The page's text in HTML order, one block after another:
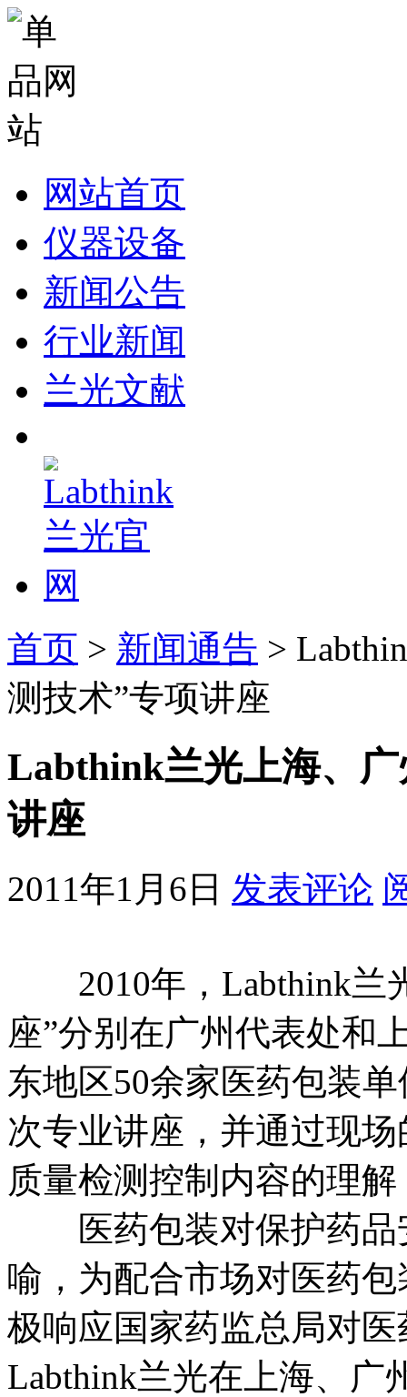
网站首页
仪器设备
新闻公告
行业新闻
兰光文献
首页 > 新闻通告 >
测技术”专项讲座
Labthink兰光上海、
讲座
2011年1月6日 发表评论
2010年，Labthink兰
座”分别在广州代表处和
东地区50余家医药包装
次专业讲座，并通过现
质量检测控制内容的理
医药包装对保护药品
喻，为配合市场对医药
极响应国家药监总局对
Labthink兰光在上海、广